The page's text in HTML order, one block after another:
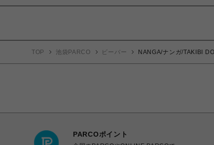
TOP 池袋PARCO ビーバー NANGA/ナンガ/TAKIBI
PARCOポイント